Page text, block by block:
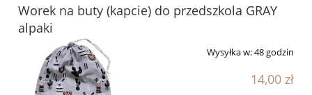
Worek na buty (kapcie) do przedszkola GRAY
alpaki
Wysyłka w:48 godzin
14,00 zł